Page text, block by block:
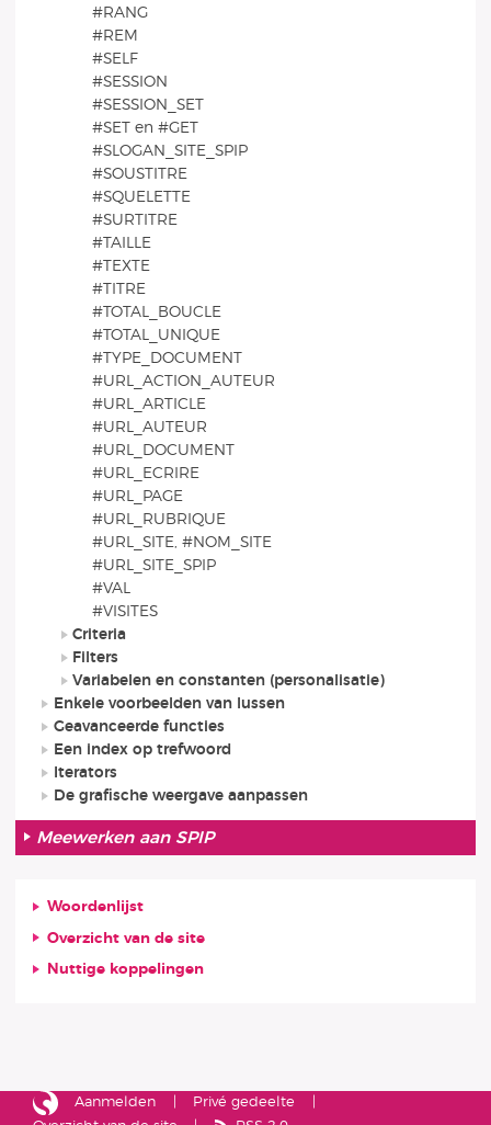
#RANG
#REM
#SELF
#SESSION
#SESSION_SET
#SET en #GET
#SLOGAN_SITE_SPIP
#SOUSTITRE
#SQUELETTE
#SURTITRE
#TAILLE
#TEXTE
#TITRE
#TOTAL_BOUCLE
#TOTAL_UNIQUE
#TYPE_DOCUMENT
#URL_ACTION_AUTEUR
#URL_ARTICLE
#URL_AUTEUR
#URL_DOCUMENT
#URL_ECRIRE
#URL_PAGE
#URL_RUBRIQUE
#URL_SITE, #NOM_SITE
#URL_SITE_SPIP
#VAL
#VISITES
Criteria
Filters
Variabelen en constanten (personalisatie)
Enkele voorbeelden van lussen
Geavanceerde functies
Een index op trefwoord
Iterators
De grafische weergave aanpassen
Meewerken aan SPIP
Woordenlijst
Overzicht van de site
Nuttige koppelingen
Aanmelden
Privé gedeelte